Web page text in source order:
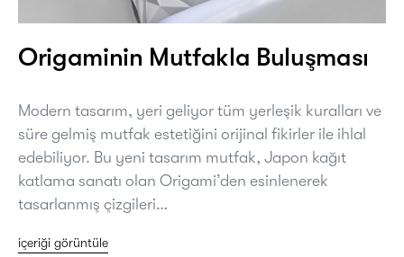
Origaminin Mutfakla Buluşması
Modern tasarım, yeri geliyor tüm yerleşik kuralları ve
süre gelmiş mutfak estetiğini orijinal fikirler ile ihlal
edebiliyor. Bu yeni tasarım mutfak, Japon kağıt
katlama sanatı olan Origami’den esinlenerek
tasarlanmış çizgileri…
içeriği görüntüle